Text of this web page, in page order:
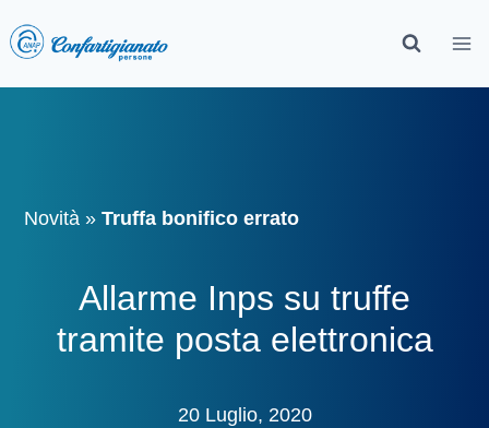
Novità »Truffa bonifico errato
Allarme Inps su truffe
tramite posta elettronica
20 Luglio, 2020